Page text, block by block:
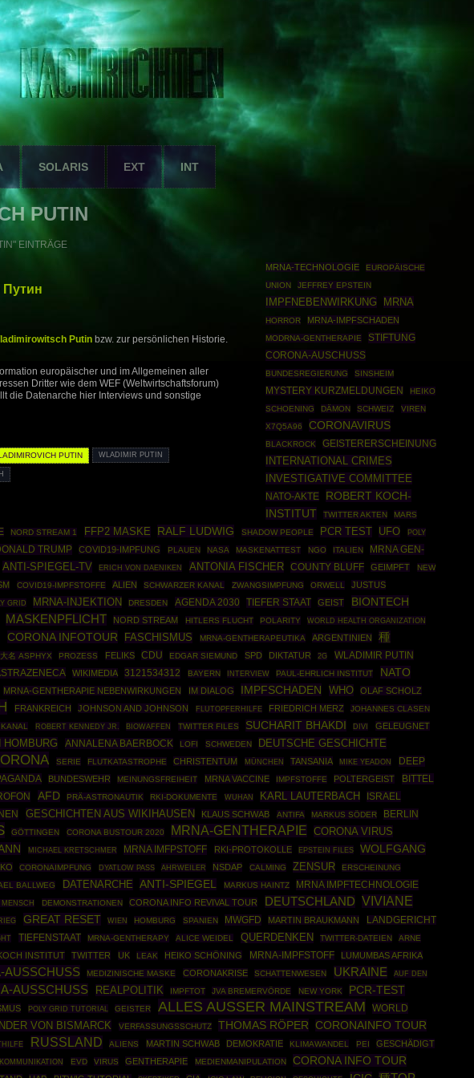
SOLARIS EXT INT
PUTIN
EINTRÄGE
Putinbzw. zur persönlichen Historie.
europäischer und im Allgemeinen aller
Dritter wie dem WEF (Weltwirtschaftsforum)
die Datenarche hier Interviews und sonstige
PUTIN WLADIMIR PUTIN
MRNA-TECHNOLOGIE
EUROPÄISCHE
UNION
JEFFREY EPSTEIN
IMPFNEBENWIRKUNG MRNA
HORROR MRNA-IMPFSCHADEN
MODRNA-GENTHERAPIE
STIFTUNG
CORONA-AUSCHUSS
BUNDESREGIERUNG SINSHEIM
MYSTERY KURZMELDUNGEN
HEIKO
SCHOENING
DÄMON SCHWEIZ
VIREN
X7Q5A96
CORONAVIRUS
BLACKROCK GEISTERERSCHEINUNG
INTERNATIONAL CRIMES
INVESTIGATIVE COMMITTEE
NATO-AKTE
ROBERT KOCH-
INSTITUT
TWITTER AKTEN MARS
NORD STREAM 1 FFP2 MASKE RALF LUDWIG SHADOW PEOPLE PCR TEST UFO
POLY
TRUMP COVID19-IMPFUNG PLAUEN NASA MASKENATTEST NGO ITALIEN
MRNA GEN-
ANTI-SPIEGEL-TV ERICH VON DAENIKEN ANTONIA FISCHER COUNTY BLUFF GEIMPFT
NEW
COVID19-IMPFSTOFFE ALIEN SCHWARZER KANAL ZWANGSIMPFUNG ORWELL
JUSTUS
GRID MRNA-INJEKTION DRESDEN AGENDA 2030 TIEFER STAAT GEIST BIONTECH
MASKENPFLICHT NORD STREAM HITLERS FLUCHT POLARITY WORLD HEALTH ORGANIZATION
CORONA INFOTOUR FASCHISMUS MRNA-GENTHERAPEUTIKA ARGENTINIEN
種
大名 ASPHYX PROZESS FELIKS CDU EDGAR SIEMUND SPD DIKTATUR 2G WLADIMIR PUTIN
WIKIMEDIA 3121534312 BAYERN INTERVIEW PAUL-EHRLICH INSTITUT NATO
MRNA-GENTHERAPIE NEBENWIRKUNGEN IM DIALOG IMPFSCHADEN WHO OLAF SCHOLZ
FRANKREICH JOHNSON AND JOHNSON FLUTOPFERHILFE FRIEDRICH MERZ
JOHANNES CLASEN
ROBERT KENNEDY JR. BIOWAFFEN TWITTER FILES SUCHARIT BHAKDI DIVI GELEUGNET
HOMBURG ANNALENA BAERBOCK LOFI SCHWEDEN DEUTSCHE GESCHICHTE
SERIE FLUTKATASTROPHE CHRISTENTUM MÜNCHEN TANSANIA MIKE YEADON
DEEP
BUNDESWEHR MEINUNGSFREIHEIT MRNA VACCINE IMPFSTOFFE POLTERGEIST
BITTEL
AFD PRÄ-ASTRONAUTIK RKI-DOKUMENTE WUHAN KARL LAUTERBACH ISRAEL
GESCHICHTEN AUS WIKIHAUSEN KLAUS SCHWAB ANTIFA MARKUS SÖDER BERLIN
GÖTTINGEN CORONA BUSTOUR 2020 MRNA-GENTHERAPIE CORONA VIRUS
MICHAEL KRETSCHMER MRNA IMFPSTOFF RKI-PROTOKOLLE EPSTEIN FILES
WOLFGANG
CORONAIMPFUNG DYATLOW PASS AHRWEILER NSDAP CALMING ZENSUR
ERSCHEINUNG
BALLWEG DATENARCHE ANTI-SPIEGEL MARKUS HAINTZ MRNA IMPFTECHNOLOGIE
MENSCH DEMONSTRATIONEN CORONA INFO REVIVAL TOUR DEUTSCHLAND VIVIANE
GREAT RESET WIEN HOMBURG SPANIEN MWGFD MARTIN BRAUKMANN
LANDGERICHT
TIEFENSTAAT MRNA-GENTHERAPY ALICE WEIDEL QUERDENKEN TWITTER-DATEIEN
ARNE
INSTITUT TWITTER UK LEAK HEIKO SCHÖNING MRNA-IMPFSTOFF LUMUMBAS AFRIKA
MEDIZINISCHE MASKE CORONAKRISE SCHATTENWESEN UKRAINE AUF DEN
AUSSCHUSS REALPOLITIK IMPFTOT JVA BREMERVÖRDE NEW YORK PCR-TEST
POLY GRID TUTORIAL GEISTER ALLES AUSSER MAINSTREAM
WORLD
VON BISMARCK VERFASSUNGSSCHUTZ THOMAS RÖPER CORONAINFO TOUR
RUSSLAND ALIENS MARTIN SCHWAB DEMOKRATIE KLIMAWANDEL PEI GESCHÄDIGT
EVD VIRUS GENTHERAPIE MEDIENMANIPULATION CORONA INFO TOUR